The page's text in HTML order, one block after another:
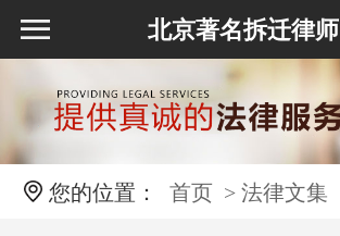
北京著名拆迁律师
您的位置： 首页 > 法律文集